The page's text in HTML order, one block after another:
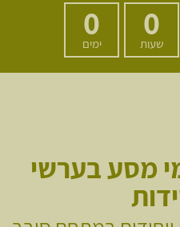
0
שעות
0
ימים
מסע בערשי